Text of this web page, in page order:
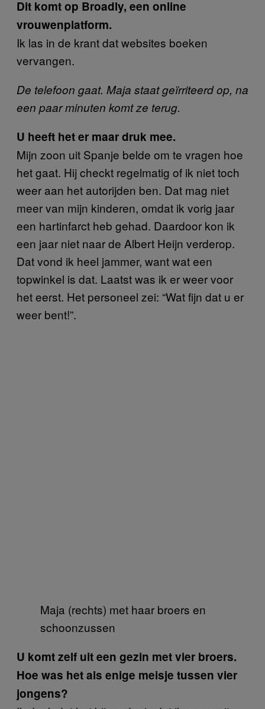
Dit komt op Broadly, een online
vrouwenplatform.
Ik las in de krant dat websites boeken
vervangen.
De telefoon gaat. Maja staat geïrriteerd op, na
een paar minuten komt ze terug.
U heeft het er maar druk mee.
Mijn zoon uit Spanje belde om te vragen hoe
het gaat. Hij checkt regelmatig of ik niet toch
weer aan het autorijden ben. Dat mag niet
meer van mijn kinderen, omdat ik vorig jaar
een hartinfarct heb gehad. Daardoor kon ik
een jaar niet naar de Albert Heijn verderop.
Dat vond ik heel jammer, want wat een
topwinkel is dat. Laatst was ik er weer voor
het eerst. Het personeel zei: “Wat fijn dat u er
weer bent!”.
Maja (rechts) met haar broers en
schoonzussen
U komt zelf uit een gezin met vier broers.
Hoe was het als enige meisje tussen vier
jongens?